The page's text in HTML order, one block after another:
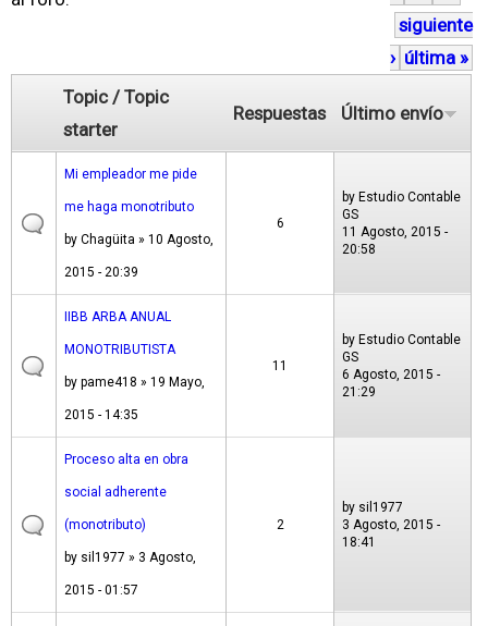
siguiente
› última »
Topic / Topic
starter
Respuestas Último envío
Mi empleador me pide
me haga monotributo
by Chagüita » 10 Agosto,
2015 - 20:39
6
by Estudio Contable
GS
11 Agosto, 2015 -
20:58
IIBB ARBA ANUAL
MONOTRIBUTISTA
by pame418 » 19 Mayo,
2015 - 14:35
11
by Estudio Contable
GS
6 Agosto, 2015 -
21:29
Proceso alta en obra
social adherente
(monotributo)
by sil1977 » 3 Agosto,
2015 - 01:57
2
by sil1977
3 Agosto, 2015 -
18:41